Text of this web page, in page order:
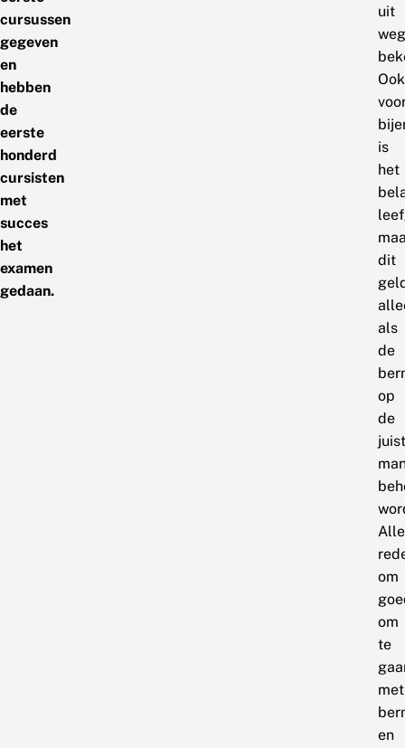
cursussen
gegeven
en
hebben
de
eerste
honderd
cursisten
met
succes
het
examen
gedaan.
uit
Ook
is
het
dit
als
de
op
de
Alle
om
om
te
met
en